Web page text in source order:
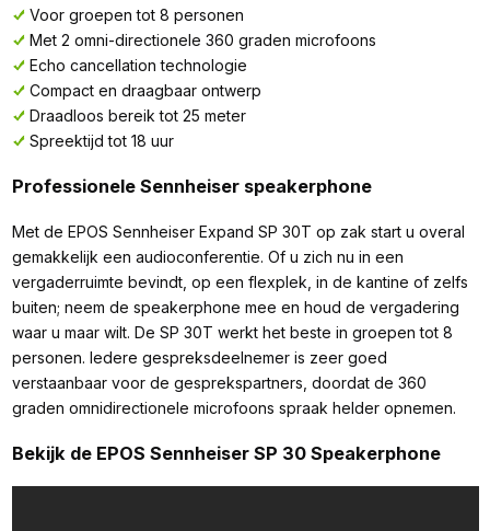
Voor groepen tot 8 personen
Met 2 omni-directionele 360 graden microfoons
Echo cancellation technologie
Compact en draagbaar ontwerp
Draadloos bereik tot 25 meter
Spreektijd tot 18 uur
Professionele Sennheiser speakerphone
Met de EPOS Sennheiser Expand SP 30T op zak start u overal
gemakkelijk een audioconferentie. Of u zich nu in een
vergaderruimte bevindt, op een flexplek, in de kantine of zelfs
buiten; neem de speakerphone mee en houd de vergadering
waar u maar wilt. De SP 30T werkt het beste in groepen tot 8
personen. Iedere gespreksdeelnemer is zeer goed
verstaanbaar voor de gesprekspartners, doordat de 360
graden omnidirectionele microfoons spraak helder opnemen.
Bekijk de EPOS Sennheiser SP 30 Speakerphone